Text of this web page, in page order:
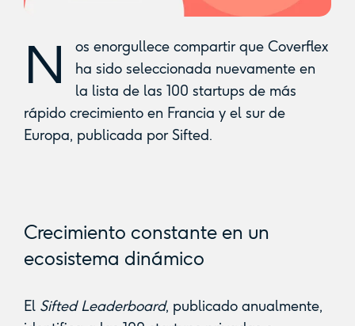
N
os enorgullece compartir que Coverflex
ha sido seleccionada nuevamente en
la lista de las 100 startups de más
rápido crecimiento en Francia y el sur de
Europa, publicada por Sifted.
Crecimiento constante en un
ecosistema dinámico
El Sifted Leaderboard, publicado anualmente,